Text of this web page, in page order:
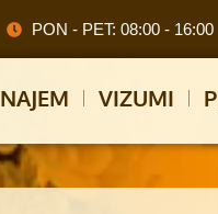
PON - PET: 08:00 - 16:00
NAJEM VIZUMI